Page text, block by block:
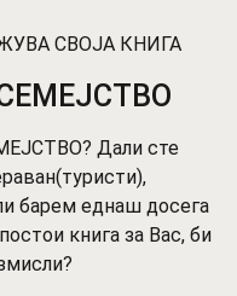
СВОЈА КНИГА
Дали сте
барем еднаш досега
книга за Вас, би